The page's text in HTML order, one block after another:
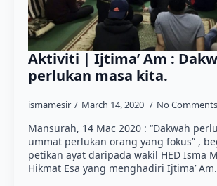
Aktiviti | Ijtima’ Am :
perlukan masa kita.
ismamesir March 14, 2020 No Comments
Mansurah, 14 Mac 2020 : “Dakwah
ummat perlukan orang yang fokus” ,
petikan ayat daripada wakil HED Isma
Hikmat Esa yang menghadiri Ijtima’